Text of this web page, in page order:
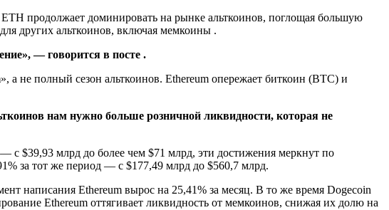
продолжает доминировать на рынке альткоинов, поглощая большую
других альткоинов, включая мемкоины .
— говорится в посте .
а не полный сезон альткоинов. Ethereum опережает биткоин (BTC) и
нам нужно больше розничной ликвидности, которая не
$39,93 млрд до более чем $71 млрд, эти достижения меркнут по
за тот же период — с $177,49 млрд до $560,7 млрд.
написания Ethereum вырос на 25,41% за месяц. В то же время Dogecoin
Ethereum оттягивает ликвидность от мемкоинов, снижая их долю на